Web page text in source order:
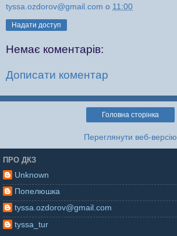
tyssa.ozdorov@gmail.com о 11:00
Надати доступ
Немає коментарів:
Дописати коментар
Головна сторінка
Переглянути веб-версію
ПРО ДКЗ
Unknown
Попелюшка
tyssa.ozdorov@gmail.com
tyssa_tur